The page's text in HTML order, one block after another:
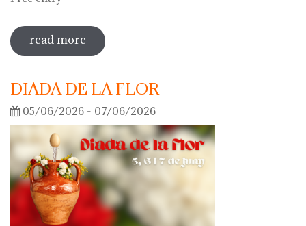
read more sobre guided tour of the exhibition
'what's left of me'
DIADA DE LA FLOR
05/06/2026 - 07/06/2026